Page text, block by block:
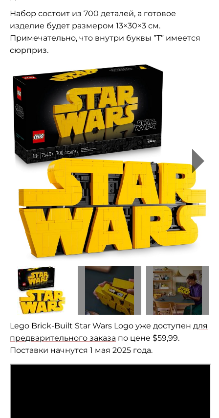
Набор состоит из 700 деталей, а готовое
изделие будет размером 13×30×3 см.
Примечательно, что внутри буквы ”T” имеется
сюрприз.
Lego Brick-Built Star Wars Logo уже доступен для
предварительного заказа по цене $59,99.
Поставки начнутся 1 мая 2025 года.